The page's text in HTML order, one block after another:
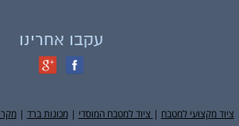
עקבו אחרינו
ציוד מקצועי למטבח ציוד למטבח המוסדי |מכונות ברד |